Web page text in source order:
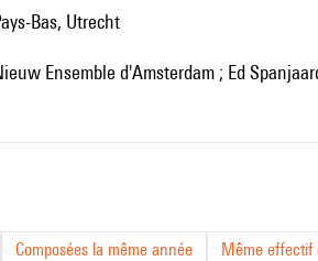
Pays-Bas, Utrecht
Nieuw Ensemble d'Amsterdam ; Ed
Composées la même année Même effectif